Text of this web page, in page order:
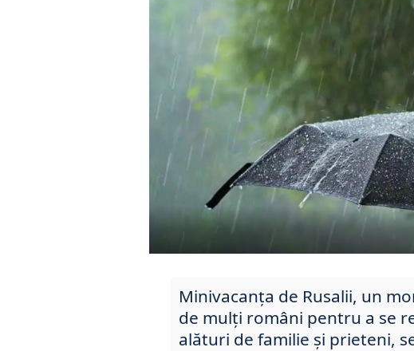
Minivacanța de Rusalii, un
de mulți români pentru a se
alături de familie și prieteni,